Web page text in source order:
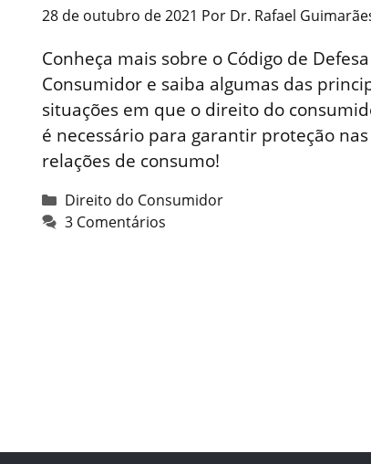
28 de outubro de 2021 Por Dr. Rafael
Conheça mais sobre o Código de
Consumidor e saiba algumas das
situações em que o direito do
é necessário para garantir proteção nas
relações de consumo!
Categorias
Direito do Consumidor
3 Comentários